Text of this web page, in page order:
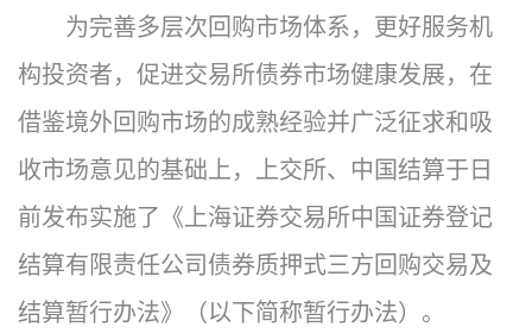
为完善多层次回购市场体系，更好服务机
构投资者，促进交易所债券市场健康发展，在
借鉴境外回购市场的成熟经验并广泛征求和吸
收市场意见的基础上，上交所、中国结算于日
前发布实施了《上海证券交易所中国证券登记
结算有限责任公司债券质押式三方回购交易及
结算暂行办法》（以下简称暂行办法）。